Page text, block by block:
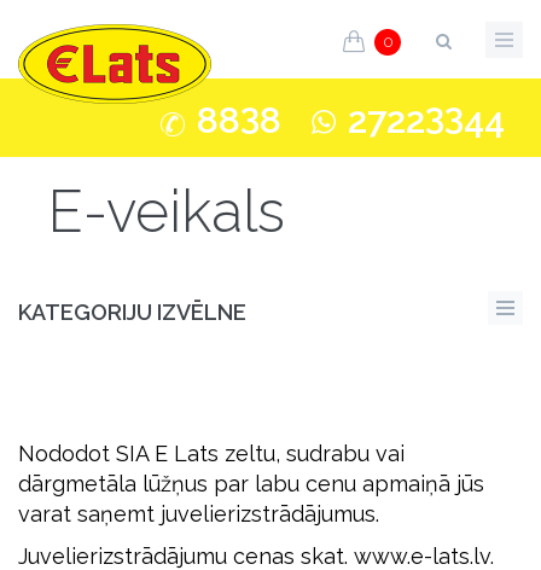
0
8838 27223344
E-veikals
KATEGORIJU IZVĒLNE
Nododot SIA E Lats zeltu, sudrabu vai
dārgmetāla lūžņus par labu cenu apmaiņā jūs
varat saņemt juvelierizstrādājumus.
Juvelierizstrādājumu cenas skat. www.e-lats.lv.